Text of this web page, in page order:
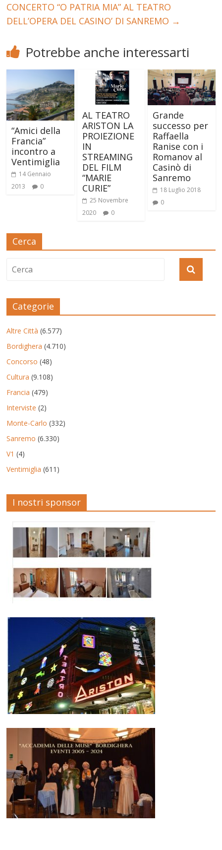
CONCERTO “O PATRIA MIA” AL TEATRO
DELL’OPERA DEL CASINO’ DI SANREMO →
Potrebbe anche interessarti
“Amici della
Francia”
incontro a
Ventimiglia
14 Gennaio
2013
0
AL TEATRO
ARISTON LA
PROIEZIONE
IN
STREAMING
DEL FILM
“MARIE
CURIE”
25 Novembre
2020
0
Grande
successo per
Raffaella
Ranise con i
Romanov al
Casinò di
Sanremo
18 Luglio 2018
0
Cerca
Categorie
Altre Città (6.577)
Bordighera (4.710)
Concorso (48)
Cultura (9.108)
Francia (479)
Interviste (2)
Monte-Carlo (332)
Sanremo (6.330)
V1 (4)
Ventimiglia (611)
I nostri sponsor